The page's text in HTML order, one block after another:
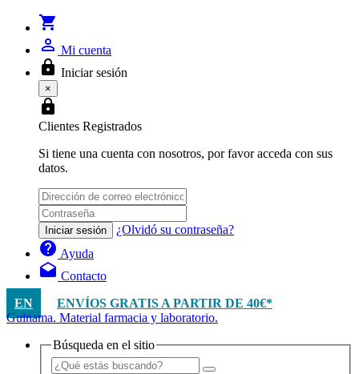
shopping_cart
person_outline Mi cuenta
lock Iniciar sesión
×
lock
Clientes Registrados
Si tiene una cuenta con nosotros, por favor acceda con sus
datos.
Iniciar sesión ¿Olvidó su contraseña?
help Ayuda
drafts Contacto
EN
ENVÍOS GRATIS A PARTIR DE 40€*
Guinama. Material farmacia y laboratorio.
Búsqueda en el sitio